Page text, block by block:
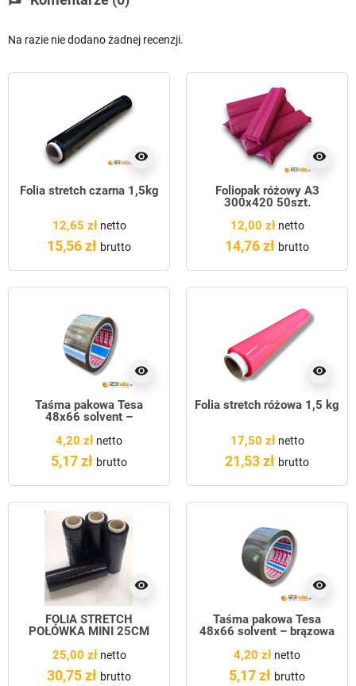
Na razie nie dodano żadnej recenzji.
visibility
Folia stretch czarna 1,5kg
12,65 złnetto
15,56 zł brutto
visibility
Foliopak różowy A3
300x420 50szt.
12,00 złnetto
14,76 zł brutto
visibility
Taśma pakowa Tesa
48x66 solvent –
4,20 zł netto
5,17 zł brutto
visibility
Folia stretch różowa 1,5 kg
17,50 złnetto
21,53 zł brutto
visibility
FOLIA STRETCH
POŁÓWKA MINI 25CM
25,00 złnetto
30,75 zł brutto
visibility
Taśma pakowa Tesa
48x66 solvent – brązowa
4,20 zł netto
5,17 zł brutto